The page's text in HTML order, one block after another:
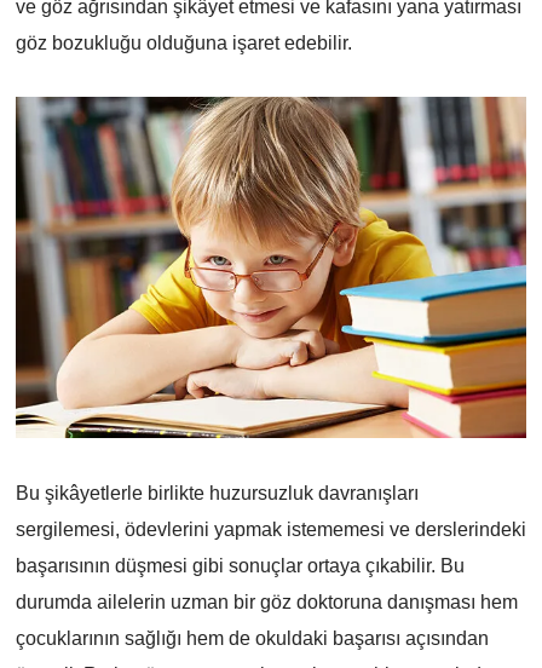
ve göz ağrısından şikâyet etmesi ve kafasını yana yatırması
göz bozukluğu olduğuna işaret edebilir.
Bu şikâyetlerle birlikte huzursuzluk davranışları
sergilemesi, ödevlerini yapmak istememesi ve derslerindeki
başarısının düşmesi gibi sonuçlar ortaya çıkabilir. Bu
durumda ailelerin uzman bir göz doktoruna danışması hem
çocuklarının sağlığı hem de okuldaki başarısı açısından